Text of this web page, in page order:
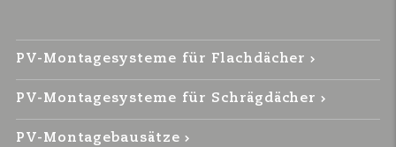
PV-Montagesysteme für Flachdächer
PV-Montagesysteme für Schrägdächer
PV-Montagebausätze